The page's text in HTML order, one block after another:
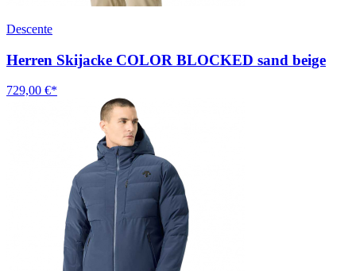
Descente
Herren Skijacke COLOR BLOCKED sand beige
729,00 €*